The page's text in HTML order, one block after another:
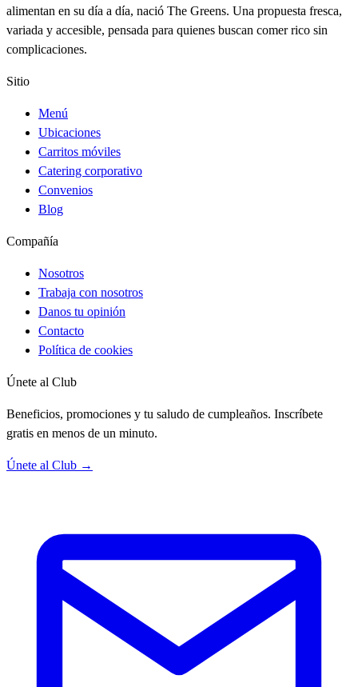
alimentan en su día a día, nació The Greens. Una propuesta fresca,
variada y accesible, pensada para quienes buscan comer rico sin
complicaciones.
Sitio
Menú
Ubicaciones
Carritos móviles
Catering corporativo
Convenios
Blog
Compañía
Nosotros
Trabaja con nosotros
Danos tu opinión
Contacto
Política de cookies
Únete al Club
Beneficios, promociones y tu saludo de cumpleaños. Inscríbete
gratis en menos de un minuto.
Únete al Club →